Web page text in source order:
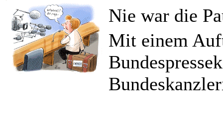
Nie war die
Mit einem